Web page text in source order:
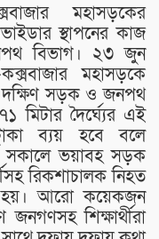
মহাসড়কের
স্থাপনের কাজ
বিভাগ। ২৩ জুন
মহাসড়কে
দক্ষিণ সড়ক ও জনপথ
মিটার দৈর্ঘ্যের এই
ব্যয় হবে বলে
সকালে ভয়াবহ সড়ক
রিকশাচালক নিহত
হয়। আরো কয়েকজন
শিক্ষার্থীরা